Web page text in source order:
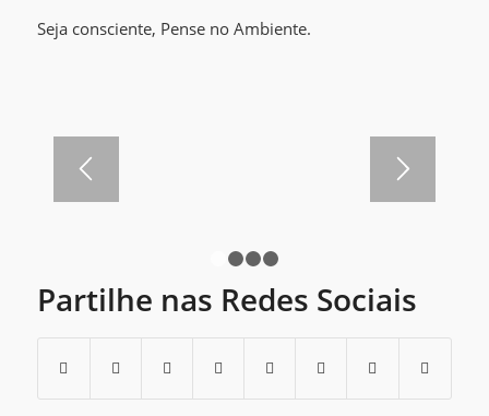
Seja consciente, Pense no Ambiente.
Partilhe nas Redes Sociais